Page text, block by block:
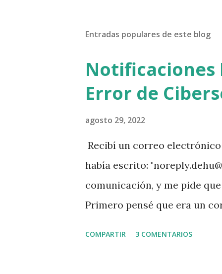
Entradas populares de este blog
Notificaciones
Error de
agosto 29, 2022
Recibí un correo
había escrito:
comunicación, y me pide
Primero pensé que era un
COMPARTIR 3 COMENTARIOS